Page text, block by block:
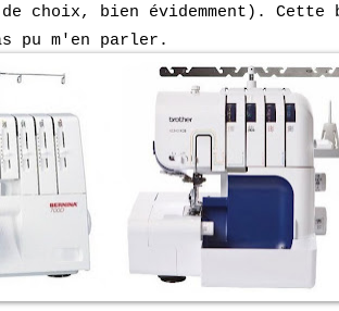
choix, bien évidemment). Cette
pu m'en parler.